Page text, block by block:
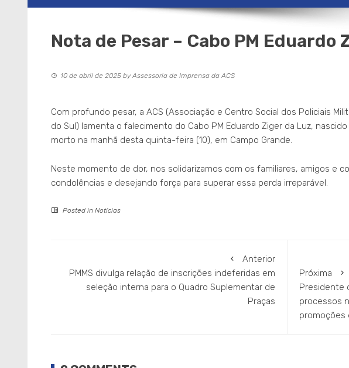
Nota de Pesar – Cabo PM Eduardo
10 de abril de 2025 byAssessoria de Imprensa da ACS
Com profundo pesar, a ACS (Associação e Centro Social dos Policiais
do Sul) lamenta o falecimento do Cabo PM Eduardo Ziger da Luz,
morto na manhã desta quinta-feira (10), em Campo Grande.
Neste momento de dor, nos solidarizamos com os familiares, amigos e
condolências e desejando força para superar essa perda irreparável.
Posted in Notícias
Anterior
PMMS divulga relação de inscrições indeferidas em
seleção interna para o Quadro Suplementar de
Praças
Próxima
Presidente
processos
promoções